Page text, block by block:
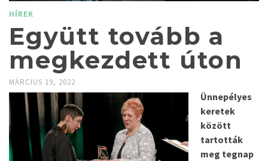
HÍREK
Együtt tovább a
megkezdett úton
MÁRCIUS 19, 2022
Ünnepélyes
keretek
között
tartották
meg tegnap